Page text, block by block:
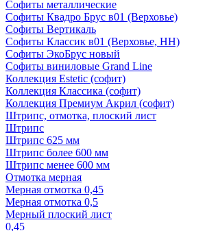
Софиты металлические
Софиты Квадро Брус в01 (Верховье)
Софиты Вертикаль
Софиты Классик в01 (Верховье, НН)
Софиты ЭкоБрус новый
Софиты виниловые Grand Line
Коллекция Estetic (софит)
Коллекция Классика (софит)
Коллекция Премиум Акрил (софит)
Штрипс, отмотка, плоский лист
Штрипс
Штрипс 625 мм
Штрипс более 600 мм
Штрипс менее 600 мм
Отмотка мерная
Мерная отмотка 0,45
Мерная отмотка 0,5
Мерный плоский лист
0,45